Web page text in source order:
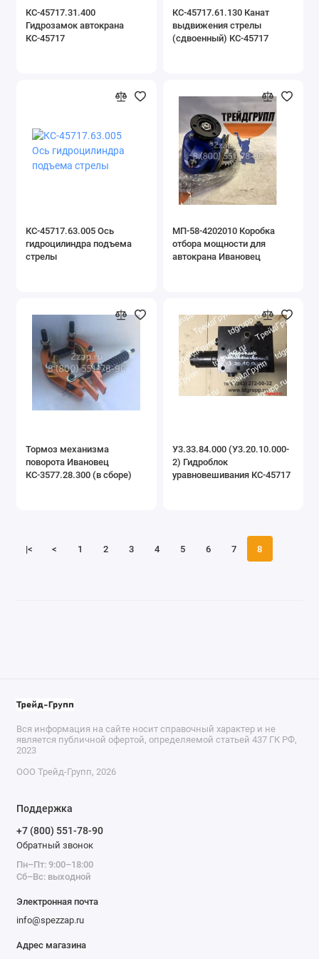
Навесное оборудование
Показать все
КС-45717.31.400
Гидрозамок автокрана
КС-45717
КС-45717.61.130 Канат
выдвижения стрелы
(сдвоенный) КС-45717
КС-45717.63.005 Ось
гидроцилиндра подъема
стрелы
МП-58-4202010 Коробка
отбора мощности для
автокрана Ивановец
Тормоз механизма
поворота Ивановец
КС-3577.28.300 (в сборе)
У3.33.84.000 (У3.20.10.000-
2) Гидроблок
уравновешивания КС-45717
|< < 1 2 3 4 5 6 7 8
Вся информация на сайте носит справочный характер и не
является публичной офертой, определяемой статьей 437 ГК РФ,
2023
ООО Трейд-Групп, 2026
Поддержка
+7 (800) 551-78-90
Обратный звонок
Пн–Пт: 9:00–18:00
Сб–Вс: выходной
Электронная почта
info@spezzap.ru
Адрес магазина